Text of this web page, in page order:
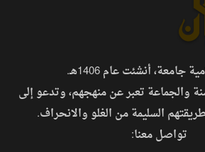
جامعة، أنشئت عام 1406هـ.
والجماعة تعبر عن منهجهم، وتدعو إلى
السليمة من الغلو والانحراف.
تواصل معنا: